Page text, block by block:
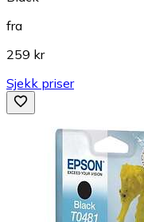
fra
259 kr
Sjekk priser